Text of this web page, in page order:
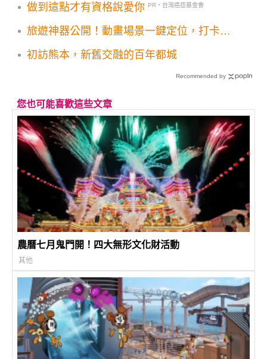
做到這點才有資格說愛你 PR・台灣癌症基金會
旅遊神器公開！動畫場景一鍵定位，打卡路
初訪熊本，新舊交融的百年都城
Recommended by
您也可能喜歡這些文章
農曆七月鬼門開！四大無形文化財活動
其他